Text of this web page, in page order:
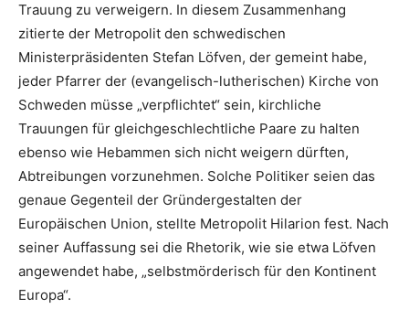
Trauung zu verweigern. In diesem Zusammenhang
zitierte der Metropolit den schwedischen
Ministerpräsidenten Stefan Löfven, der gemeint habe,
jeder Pfarrer der (evangelisch-lutherischen) Kirche von
Schweden müsse „verpflichtet“ sein, kirchliche
Trauungen für gleichgeschlechtliche Paare zu halten
ebenso wie Hebammen sich nicht weigern dürften,
Abtreibungen vorzunehmen. Solche Politiker seien das
genaue Gegenteil der Gründergestalten der
Europäischen Union, stellte Metropolit Hilarion fest. Nach
seiner Auffassung sei die Rhetorik, wie sie etwa Löfven
angewendet habe, „selbstmörderisch für den Kontinent
Europa“.